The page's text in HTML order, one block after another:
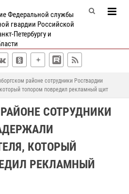
Федеральной службы
гвардии Российской
Петербургу и
районе сотрудники Росгвардии
топором повредил рекламный щит
СОТРУДНИКИ
КОТОРЫЙ
РЕКЛАМНЫЙ